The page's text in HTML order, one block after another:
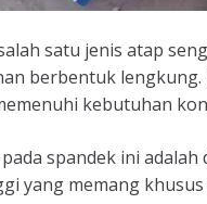
satu jenis atap
berbentuk
kebutuhan
spandek ini
yang memang